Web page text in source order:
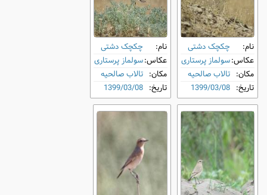
نام:
چکچک دشتی
عکاس:سولماز پرستاری
مکان: تالاب صالحیه
تاریخ: 1399/03/08
نام:
چکچک دشتی
عکاس:سولماز پرستاری
مکان: تالاب صالحیه
تاریخ: 1399/03/08